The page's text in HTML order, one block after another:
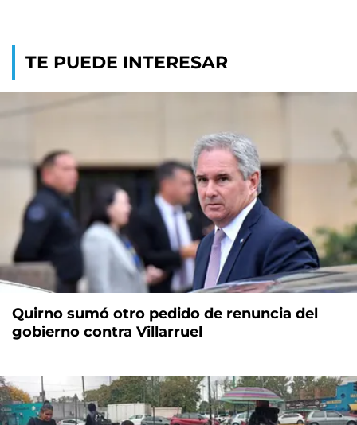
TE PUEDE INTERESAR
Quirno sumó otro pedido de renuncia del
gobierno contra Villarruel